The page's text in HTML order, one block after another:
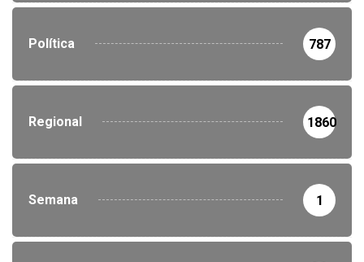
Política 787
Regional 1860
Semana 1